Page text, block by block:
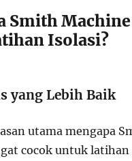
Smith
Isolasi?
yang Lebih Baik
utama mengapa
cocok untuk latihan